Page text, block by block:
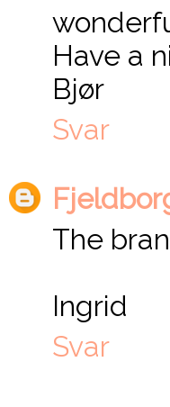
Have a
Bjør
Svar
The
Ingrid
Svar